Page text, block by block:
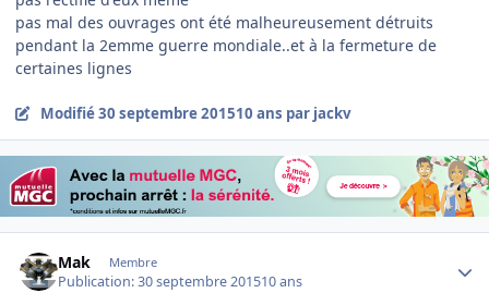
pas mal des ouvrages ont été malheureusement détruits
pendant la 2emme guerre mondiale..et à la fermeture de
certaines lignes
Modifié30 septembre 201510 ans par jackv
Mak Membre
Publication:30 septembre 201510 ans